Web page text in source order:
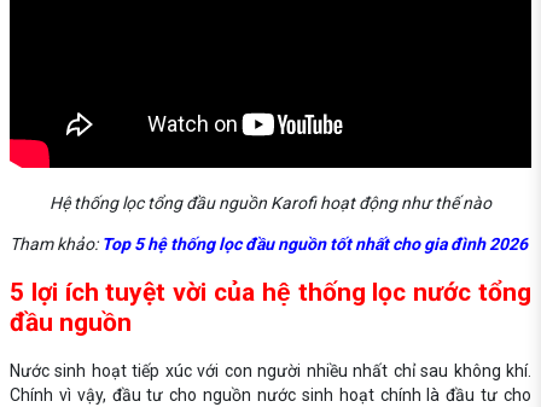
Hệ thống lọc tổng đầu nguồn Karofi hoạt động như thế nào
Tham khảo: Top 5 hệ thống lọc đầu nguồn tốt nhất cho gia đình 2026
5 lợi ích tuyệt vời của hệ thống lọc nước tổng
đầu nguồn
Nước sinh hoạt tiếp xúc với con người nhiều nhất chỉ sau không khí.
Chính vì vậy, đầu tư cho nguồn nước sinh hoạt chính là đầu tư cho